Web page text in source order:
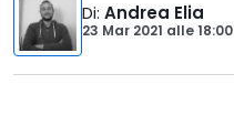
Di: Andrea Elia
23 Mar 2021 alle18:00